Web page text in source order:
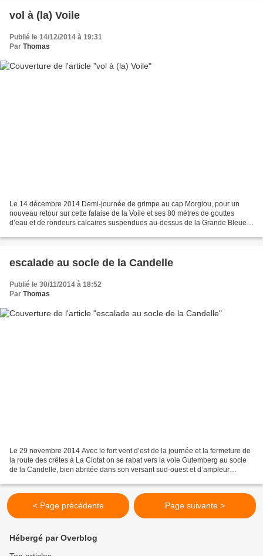
vol à (la) Voile
Publié le 14/12/2014 à 19:31
Par Thomas
Le 14 décembre 2014 Demi-journée de grimpe au cap Morgiou, pour un
nouveau retour sur cette falaise de la Voile et ses 80 mètres de gouttes
d’eau et de rondeurs calcaires suspendues au-dessus de la Grande Bleue,
escalade au socle de la Candelle
Publié le 30/11/2014 à 18:52
Par Thomas
Le 29 novembre 2014 Avec le fort vent d’est de la journée et la fermeture de
la route des crêtes à La Ciotat on se rabat vers la voie Gutemberg au socle
de la Candelle, bien abritée dans son versant sud-ouest et d’ampleur
< Page précédente Page suivante >
Hébergé par Overblog